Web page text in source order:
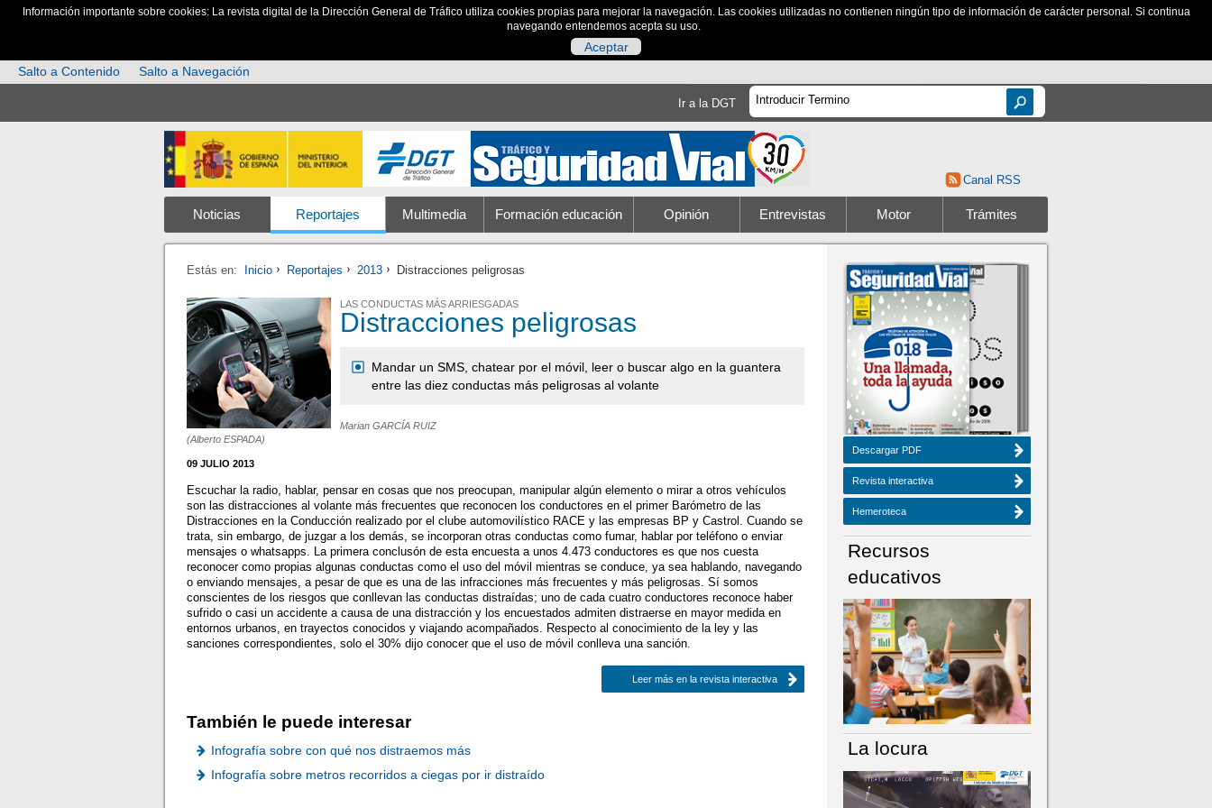
Información importante sobre cookies: La revista digital de la Dirección General de Tráfico utiliza cookies propias para mejorar la navegación. Las cookies utilizadas no contienen ningún tipo de información de carácter personal. Si continua
navegando entendemos acepta su uso.
Aceptar
Salto a Contenido
Salto a Navegación
Ir a la DGT
Canal RSS
Noticias Reportajes Multimedia Formación educación Opinión Entrevistas Motor Trámites
Estás en: Inicio Reportajes 2013 Distracciones peligrosas
(Alberto ESPADA)
LAS CONDUCTAS MÁS ARRIESGADAS
Distracciones peligrosas
Mandar un SMS, chatear por el móvil, leer o buscar algo en la guantera
entre las diez conductas más peligrosas al volante
Marian GARCÍA RUIZ
09 JULIO 2013
Escuchar la radio, hablar, pensar en cosas que nos preocupan, manipular algún elemento o mirar a otros vehículos
son las distracciones al volante más frecuentes que reconocen los conductores en el primer Barómetro de las
Distracciones en la Conducción realizado por el clube automovilístico RACE y las empresas BP y Castrol. Cuando se
trata, sin embargo, de juzgar a los demás, se incorporan otras conductas como fumar, hablar por teléfono o enviar
mensajes o whatsapps. La primera conclusón de esta encuesta a unos 4.473 conductores es que nos cuesta
reconocer como propias algunas conductas como el uso del móvil mientras se conduce, ya sea hablando, navegando
o enviando mensajes, a pesar de que es una de las infracciones más frecuentes y más peligrosas. Sí somos
conscientes de los riesgos que conllevan las conductas distraídas; uno de cada cuatro conductores reconoce haber
sufrido o casi un accidente a causa de una distracción y los encuestados admiten distraerse en mayor medida en
entornos urbanos, en trayectos conocidos y viajando acompañados. Respecto al conocimiento de la ley y las
sanciones correspondientes, solo el 30% dijo conocer que el uso de móvil conlleva una sanción.
Leer más en la revista interactiva
También le puede interesar
Infografía sobre con qué nos distraemos más
Infografía sobre metros recorridos a ciegas por ir distraído
Descargar PDF
Revista interactiva
Hemeroteca
Recursos
educativos
La locura